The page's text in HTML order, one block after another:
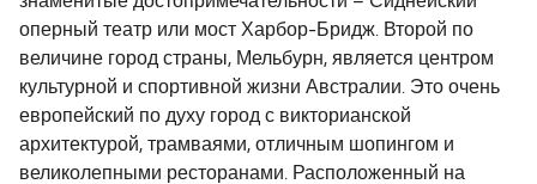
оперный театр или мост Харбор-Бридж. Второй по
величине город страны, Мельбурн, является центром
культурной и спортивной жизни Австралии. Это очень
европейский по духу город с викторианской
архитектурой, трамваями, отличным шопингом и
великолепными ресторанами. Расположенный на